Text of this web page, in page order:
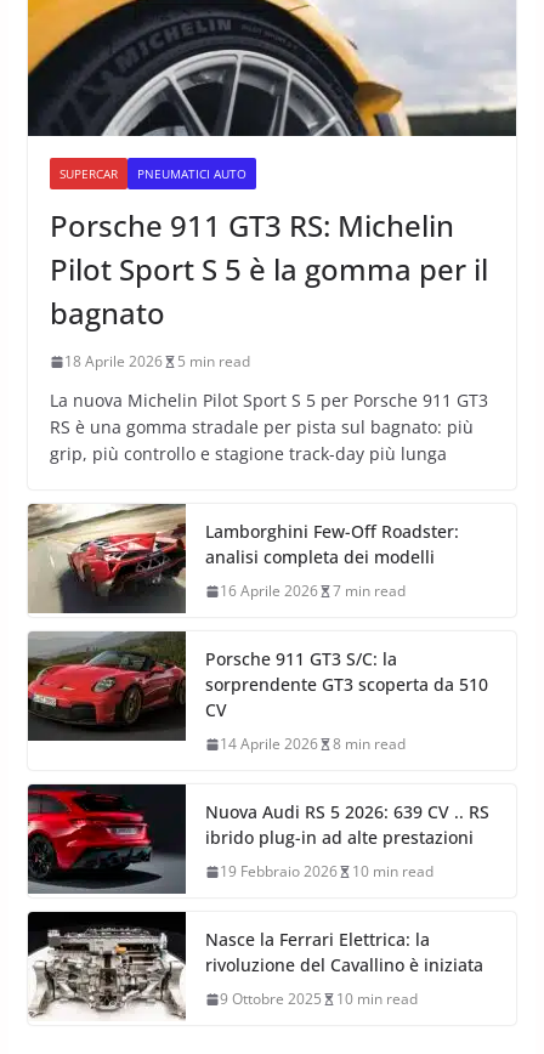
SUPERCAR PNEUMATICI AUTO
Porsche 911 GT3 RS: Michelin
Pilot Sport S 5 è la gomma per il
bagnato
18 Aprile 2026 5 min read
La nuova Michelin Pilot Sport S 5 per Porsche 911 GT3
RS è una gomma stradale per pista sul bagnato: più
grip, più controllo e stagione track-day più lunga
Lamborghini Few-Off Roadster:
analisi completa dei modelli
16 Aprile 2026 7 min read
Porsche 911 GT3 S/C: la
sorprendente GT3 scoperta da 510
CV
14 Aprile 2026 8 min read
Nuova Audi RS 5 2026: 639 CV .. RS
ibrido plug-in ad alte prestazioni
19 Febbraio 2026 10 min read
Nasce la Ferrari Elettrica: la
rivoluzione del Cavallino è iniziata
9 Ottobre 2025 10 min read